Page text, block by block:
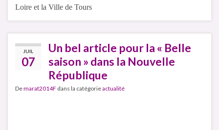
Loire et la Ville de Tours
JUIL
07
Un bel article pour la « Belle
saison » dans la Nouvelle
République
Demarat2014F dans la catégorieactualité